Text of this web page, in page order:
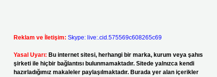
Reklam ve İletişim: Skype: live:.cid.575569c608265c69
Yasal Uyarı: Bu internet sitesi, herhangi bir marka, kurum veya şahıs
şirketi ile hiçbir bağlantısı bulunmamaktadır. Sitede yalnızca kendi
hazırladığımız makaleler paylaşılmaktadır. Burada yer alan içerikler